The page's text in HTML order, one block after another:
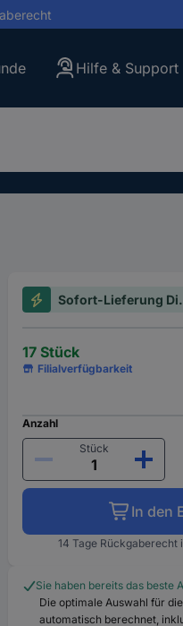
Hilfe & Support
Sofort-Lieferung
17 Stück
Filialverfügbarkeit
Anzahl
Stück
In den
14 Tage Rückgaberecht
Sie haben bereits das beste
Die optimale Auswahl für
automatisch berechnet,